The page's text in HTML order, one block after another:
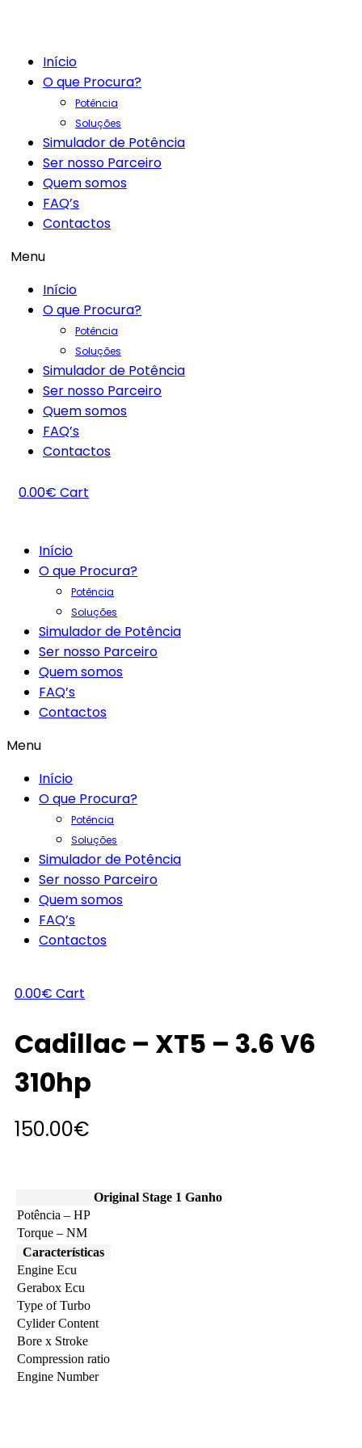
Início
O que Procura?
Potência
Soluções
Simulador de Potência
Ser nosso Parceiro
Quem somos
FAQ’s
Contactos
Menu
Início
O que Procura?
Potência
Soluções
Simulador de Potência
Ser nosso Parceiro
Quem somos
FAQ’s
Contactos
0.00€ Cart
Início
O que Procura?
Potência
Soluções
Simulador de Potência
Ser nosso Parceiro
Quem somos
FAQ’s
Contactos
Menu
Início
O que Procura?
Potência
Soluções
Simulador de Potência
Ser nosso Parceiro
Quem somos
FAQ’s
Contactos
0.00€ Cart
Cadillac – XT5 – 3.6 V6
310hp
150.00€
Original Stage 1 Ganho
Potência – HP
Torque – NM
Características
Engine Ecu
Gerabox Ecu
Type of Turbo
Cylider Content
Bore x Stroke
Compression ratio
Engine Number